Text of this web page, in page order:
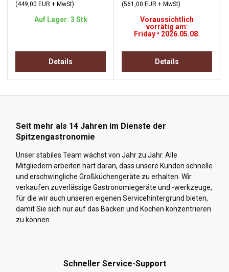
(449,00 EUR + MwSt)
Auf Lager: 3 Stk
Details
(561,00 EUR + MwSt)
Voraussichtlich
vorrätig am:
Friday • 2026.05.08.
Details
Seit mehr als 14 Jahren im Dienste der
Spitzengastronomie
Unser stabiles Team wächst von Jahr zu Jahr. Alle
Mitgliedern arbeiten hart daran, dass unsere Kunden schnelle
und erschwingliche Großküchengeräte zu erhalten. Wir
verkaufen zuverlässige Gastronomiegeräte und -werkzeuge,
für die wir auch unseren eigenen Servicehintergrund bieten,
damit Sie sich nur auf das Backen und Kochen konzentrieren
zu können.
Schneller Service-Support